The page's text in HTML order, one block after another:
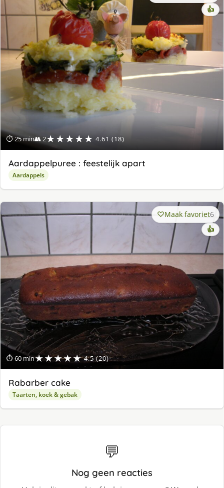
⏱ 25 min👥 2★★★★★ 4.61 (18)
👍
Aardappelpuree : feestelijk apart
Aardappels
⏱ 60 min★★★★★ 4.5 (20)
Maak favoriet6
👍
Rabarber cake
Taarten, koek & gebak
💬
Nog geen reacties